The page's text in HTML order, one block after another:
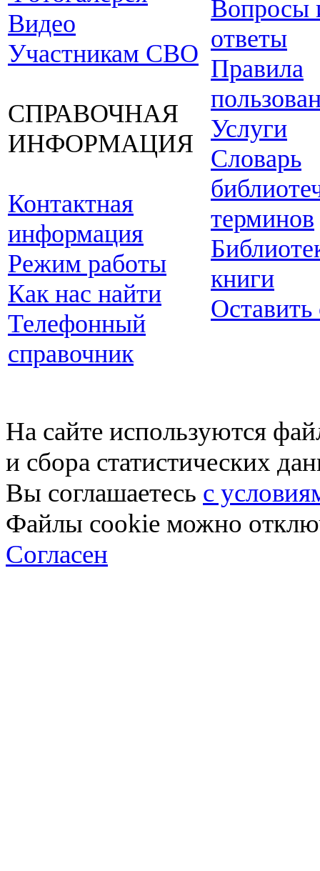
Видео
Участникам СВО
СПРАВОЧНАЯ
ИНФОРМАЦИЯ
Контактная
информация
Режим работы
Как нас найти
Телефонный
справочник
Вопросы
ответы
Правила
Услуги
Словарь
терминов
книги
Оставить
На сайте используются
и сбора статистических
Вы соглашаетесь с
Файлы cookie можно
Согласен